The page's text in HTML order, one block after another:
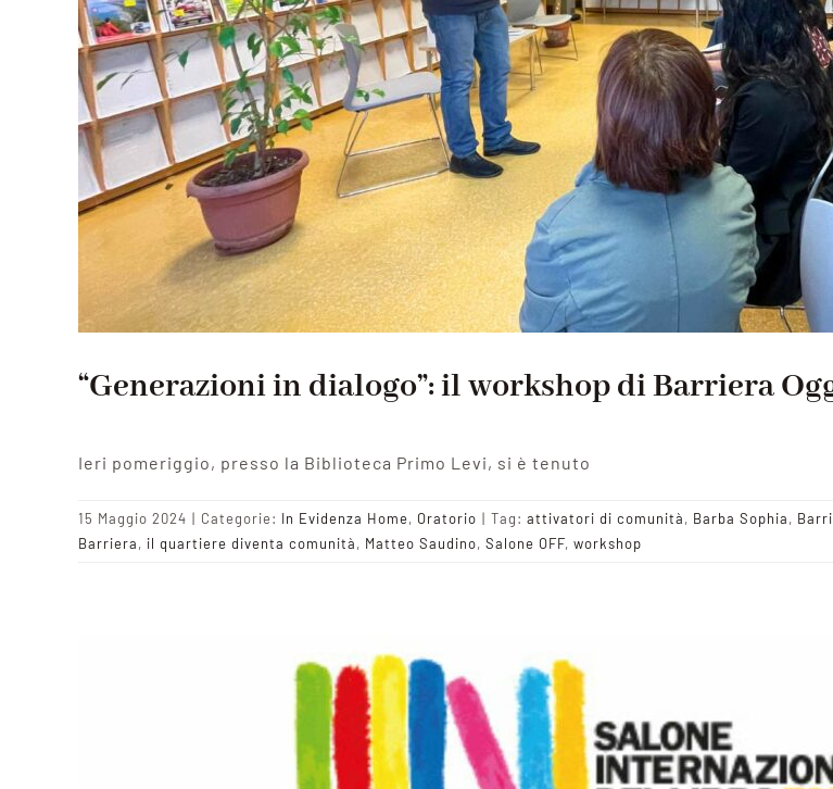
“Generazioni in dialogo”: il workshop di Barriera
Ieri pomeriggio, presso la Biblioteca Primo Levi, si è tenuto
15 Maggio 2024 | Categorie: In Evidenza Home, Oratorio | Tag: attivatori di comunità, Barba Sophia,
Barriera, il quartiere diventa comunità, Matteo Saudino, Salone OFF, workshop